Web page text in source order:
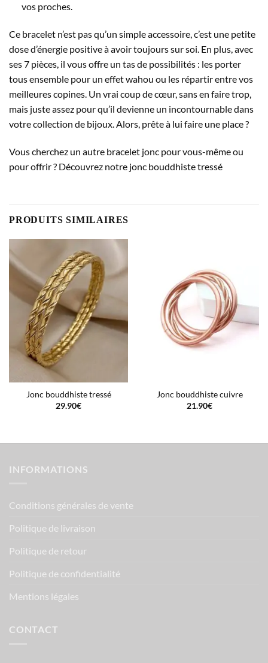
vos proches.
Ce bracelet n’est pas qu’un simple accessoire, c’est une petite
dose d’énergie positive à avoir toujours sur soi. En plus, avec
ses 7 pièces, il vous offre un tas de possibilités : les porter
tous ensemble pour un effet wahou ou les répartir entre vos
meilleures copines. Un vrai coup de cœur, sans en faire trop,
mais juste assez pour qu’il devienne un incontournable dans
votre collection de bijoux. Alors, prête à lui faire une place ?
Vous cherchez un autre bracelet jonc pour vous-même ou
pour offrir ? Découvrez notre jonc bouddhiste tressé
PRODUITS SIMILAIRES
Jonc bouddhiste tressé
29.90€
Jonc bouddhiste cuivre
21.90€
INFORMATIONS
Conditions générales de vente
Politique de livraison
Politique de retour
Politique de confidentialité
Mentions légales
CONTACT